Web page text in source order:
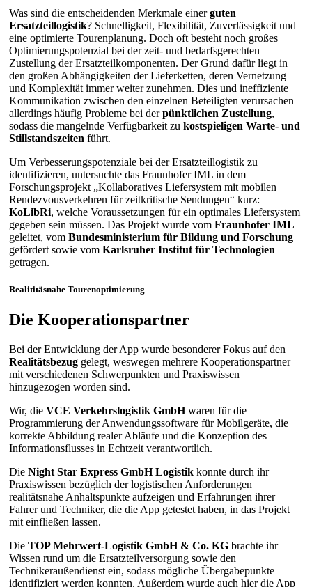
Was sind die entscheidenden Merkmale einerguten
Ersatzteillogistik? Schnelligkeit, Flexibilität, Zuverlässigkeit und
eine optimierte Tourenplanung. Doch oft besteht noch großes
Optimierungspotenzial bei der zeit- und bedarfsgerechten
Zustellung der Ersatzteilkomponenten. Der Grund dafür liegt in
den großen Abhängigkeiten der Lieferketten, deren Vernetzung
und Komplexität immer weiter zunehmen. Dies und ineffiziente
Kommunikation zwischen den einzelnen Beteiligten verursachen
allerdings häufig Probleme bei derpünktlichen Zustellung,
sodass die mangelnde Verfügbarkeit zu kostspieligen Warte- und
Stillstandszeiten führt.
Um Verbesserungspotenziale bei der Ersatzteillogistik zu
identifizieren, untersuchte das Fraunhofer IML in dem
Forschungsprojekt „Kollaboratives Liefersystem mit mobilen
Rendezvousverkehren für zeitkritische Sendungen“ kurz:
KoLibRi, welche Voraussetzungen für ein optimales Liefersystem
gegeben sein müssen. Das Projekt wurde vom Fraunhofer IML
geleitet, vom Bundesministerium für Bildung und Forschung
gefördert sowie vom Karlsruher Institut für Technologien
getragen.
Realititäsnahe Tourenoptimierung
Die Kooperationspartner
Bei der Entwicklung der App wurde besonderer Fokus auf den
Realitätsbezug gelegt, weswegen mehrere Kooperationspartner
mit verschiedenen Schwerpunkten und Praxiswissen
hinzugezogen worden sind.
Wir, die VCE Verkehrslogistik GmbHwaren für die
Programmierung der Anwendungssoftware für Mobilgeräte, die
korrekte Abbildung realer Abläufe und die Konzeption des
Informationsflusses in Echtzeit verantwortlich.
Die Night Star Express GmbH Logistik konnte durch ihr
Praxiswissen bezüglich der logistischen Anforderungen
realitätsnahe Anhaltspunkte aufzeigen und Erfahrungen ihrer
Fahrer und Techniker, die die App getestet haben, in das Projekt
mit einfließen lassen.
Die TOP Mehrwert-Logistik GmbH & Co. KG brachte ihr
Wissen rund um die Ersatzteilversorgung sowie den
Technikeraußendienst ein, sodass mögliche Übergabepunkte
identifiziert werden konnten. Außerdem wurde auch hier die App